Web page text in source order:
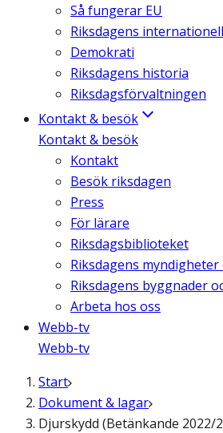
Så fungerar EU
Riksdagens
Demokrati
Riksdagens historia
Riksdagsförvaltningen
Kontakt & besök
Kontakt & besök
Kontakt
Besök riksdagen
Press
För lärare
Riksdagsbiblioteket
Riksdagens
Riksdagens byggnader
Arbeta hos oss
Webb-tv
Webb-tv
Start
Dokument & lagar
Djurskydd (Betänkande 2022/